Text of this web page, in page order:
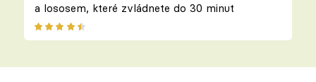
a lososem, které zvládnete do 30 minut